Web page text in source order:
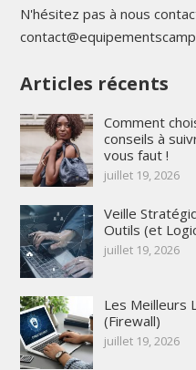
N'hésitez pas à nous
Articles récents
Comment
conseils à
vous faut !
juillet 19, 2026
Veille
Outils (et
juillet 19, 2026
Les Meilleurs
(Firewall)
juillet 19, 2026